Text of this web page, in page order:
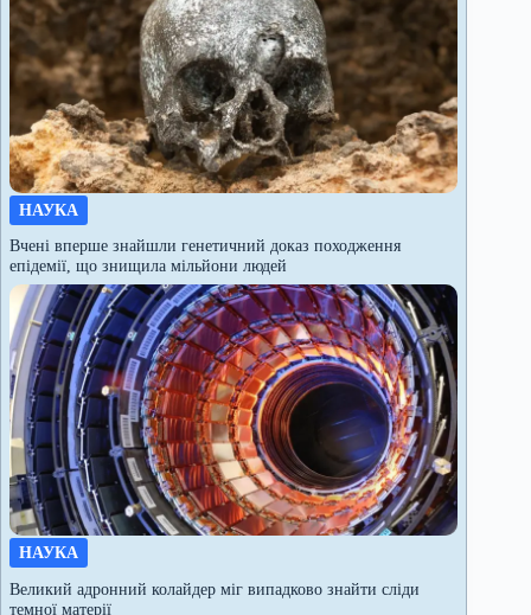
НАУКА
Вчені вперше знайшли генетичний доказ походження
епідемії, що знищила мільйони людей
НАУКА
Великий адронний колайдер міг випадково знайти сліди
темної матерії